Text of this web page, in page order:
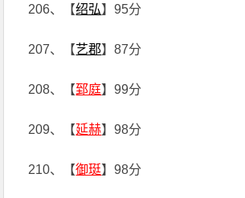
206、【绍弘】95分
207、【艺郡】87分
208、【郅庭】99分
209、【延赫】98分
210、【御珽】98分